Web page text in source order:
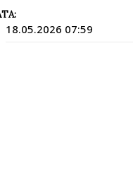
18.05.2026 07:59